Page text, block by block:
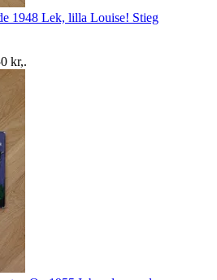
1948 Lek, lilla Louise! Stieg
kr,.